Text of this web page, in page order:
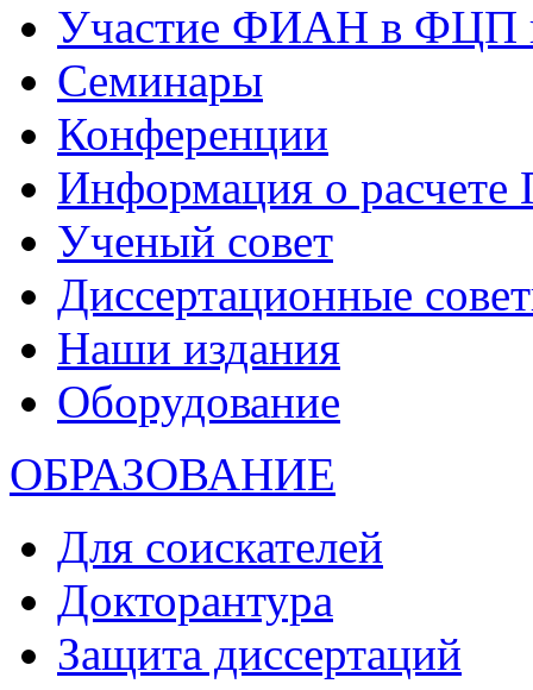
Участие ФИАН в ФЦП
Семинары
Конференции
Информация о
Ученый совет
Диссертационные
Наши издания
Оборудование
ОБРАЗОВАНИЕ
Для соискателей
Докторантура
Защита диссертаций